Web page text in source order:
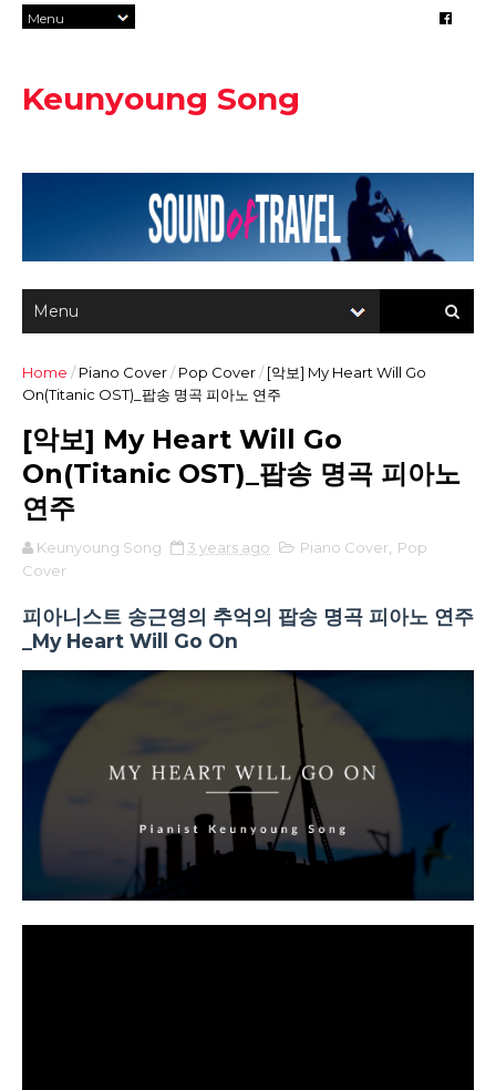
Keunyoung Song
Home / Piano Cover/ Pop Cover/ [악보] My Heart Will Go
On(Titanic OST)_팝송 명곡 피아노 연주
[악보] My Heart Will Go
On(Titanic OST)_팝송 명곡 피아노
연주
Keunyoung Song 3 years ago Piano Cover
Pop
Cover
피아니스트 송근영의 추억의 팝송 명곡 피아노 연주
_My Heart Will Go On